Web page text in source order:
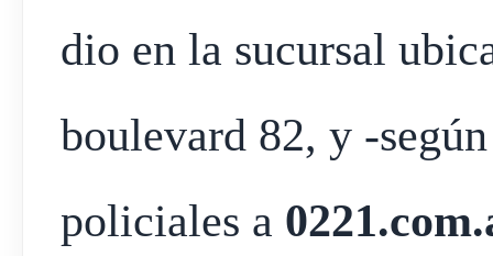
dio en la sucursal
boulevard 82, y -
policiales a